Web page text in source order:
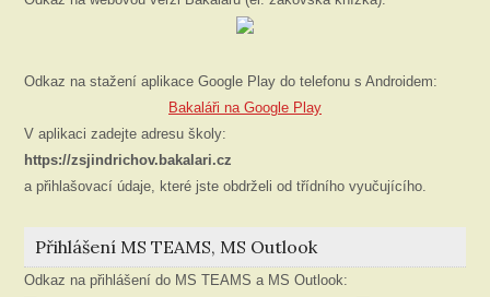
Odkaz na stažení aplikace Google Play do telefonu s Androidem:
Bakaláři na Google Play
V aplikaci zadejte adresu školy:
https://zsjindrichov.bakalari.cz
a přihlašovací údaje, které jste obdrželi od třídního vyučujícího.
Přihlášení MS TEAMS, MS Outlook
Odkaz na přihlášení do MS TEAMS a MS Outlook: